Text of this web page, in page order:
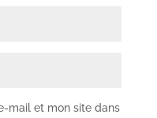
mail et mon site dans